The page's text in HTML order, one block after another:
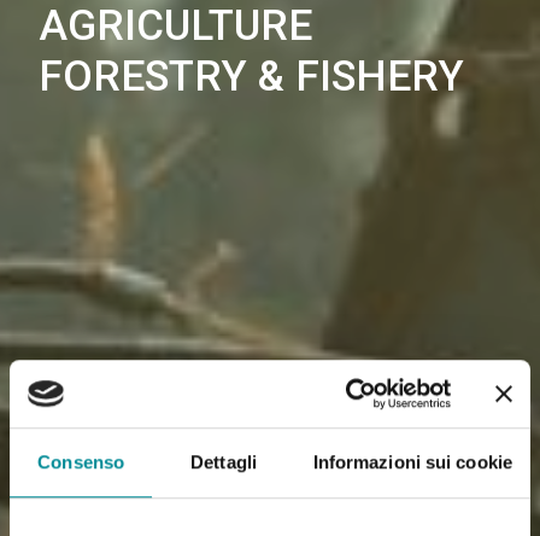
Consenso Dettagli Informazioni sui cookie
AGRICULTURE
FORESTRY & FISHERY